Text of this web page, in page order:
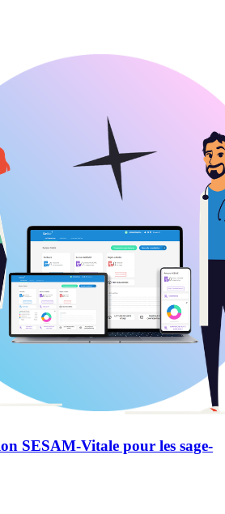
SESAM-Vitale pour les sage-